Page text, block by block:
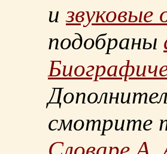
извуковые
подобраны
смотрите